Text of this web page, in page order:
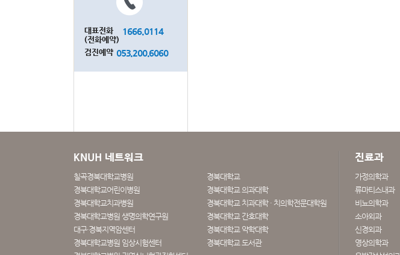
대표전화
(전화예약)
1666.0114
검진예약 053.200.6060
KNUH 네트워크
칠곡경북대학교병원
경북대학교
경북대학교어린이병원
경북대학교 의과대학
경북대학교치과병원
경북대학교 치과대학 · 치의학전문대학원
경북대학교병원 생명의학연구원
경북대학교 간호대학
대구·경북지역암센터
경북대학교 약학대학
경북대학교병원 임상시험센터
경북대학교 도서관
진료과
가정의학과
류마티스내과
비뇨의학과
소아외과
신경외과
영상의학과